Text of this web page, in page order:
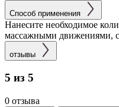
Способ применения
Нанесите необходимое
массажными движениями,
отзывы
5 из 5
0 отзыва